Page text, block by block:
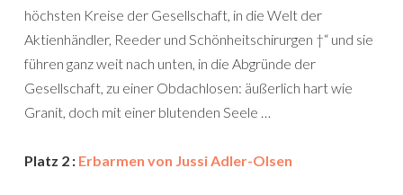
höchsten Kreise der Gesellschaft, in die Welt der
Aktienhändler, Reeder und Schönheitschirurgen †“ und sie
führen ganz weit nach unten, in die Abgründe der
Gesellschaft, zu einer Obdachlosen: äußerlich hart wie
Granit, doch mit einer blutenden Seele …
Platz 2 : Erbarmen von Jussi Adler-Olsen